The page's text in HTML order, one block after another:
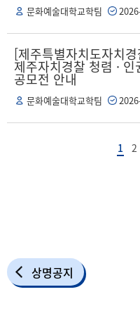
문화예술대학교학팀
[제주특별자치도자치
제주자치경찰 청렴 ·
공모전 안내
문화예술대학교학팀
1 2
상명공지